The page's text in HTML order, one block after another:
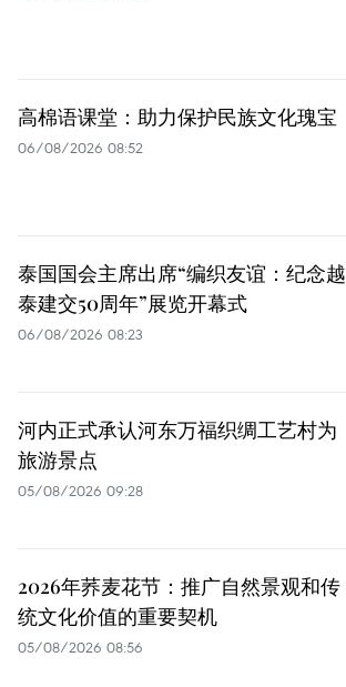
高棉语课堂：助力保护民族文化瑰宝
06/08/2026 08:52
泰国国会主席出席“编织友谊：纪念越
泰建交50周年”展览开幕式
06/08/2026 08:23
河内正式承认河东万福织绸工艺村为
旅游景点
05/08/2026 09:28
2026年荞麦花节：推广自然景观和传
统文化价值的重要契机
05/08/2026 08:56